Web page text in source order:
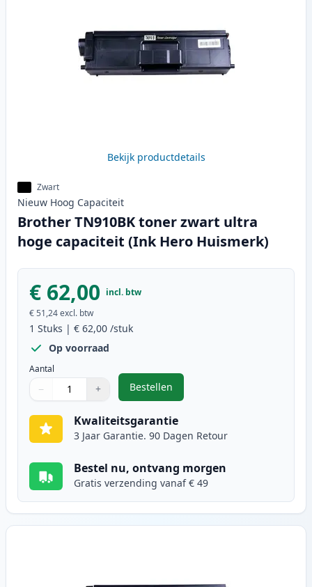
Bekijk productdetails
Zwart
Nieuw Hoog Capaciteit
Brother TN910BK toner zwart ultra
hoge capaciteit (Ink Hero Huismerk)
€ 62,00 incl. btw
€ 51,24excl. btw
1 Stuks | € 62,00 /stuk
Op voorraad
Aantal
Gebruik de knoppen om aan te passen
− +
1
Bestellen
,Brother TN910BK toner zwart
Kwaliteitsgarantie
3 Jaar Garantie. 90 Dagen Retour
Bestel nu, ontvang morgen
Gratis verzending vanaf € 49